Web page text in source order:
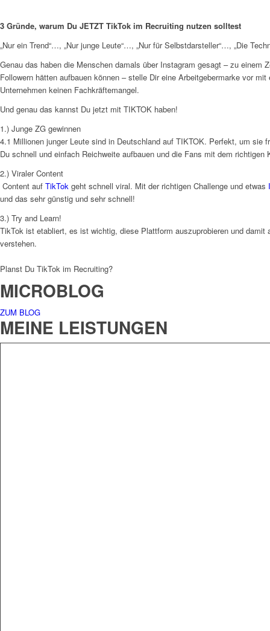
3 Gründe, warum Du JETZT TikTok im Recruiting nutzen solltest
„Nur ein Trend“…, „Nur junge Leute“…, „Nur für Selbstdarsteller“…, „Die
Genau das haben die Menschen damals über Instagram gesagt – zu einem
Followern hätten aufbauen können – stelle Dir eine Arbeitgebermarke vor
Unternehmen keinen Fachkräftemangel.
Und genau das kannst Du jetzt mit TIKTOK haben!
1.) Junge ZG gewinnen
4.1 Millionen junger Leute sind in Deutschland auf TIKTOK. Perfekt, um sie
Du schnell und einfach Reichweite aufbauen und die Fans mit dem richtigen
2.) Viraler Content
Content auf TikTok geht schnell viral. Mit der richtigen Challenge und etwas
und das sehr günstig und sehr schnell!
3.) Try and Learn!
TikTok ist etabliert, es ist wichtig, diese Plattform auszuprobieren und
verstehen.
Planst Du TikTok im Recruiting?
MICROBLOG
ZUM BLOG
MEINE LEISTUNGEN